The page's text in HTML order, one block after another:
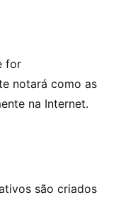
for
notará como as
na Internet.
são criados